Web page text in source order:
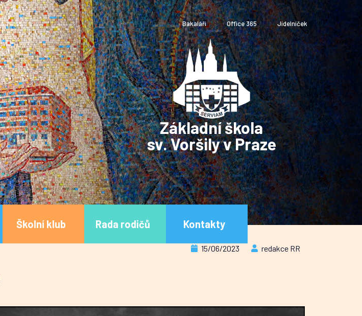
Bakaláři Office 365 Jídelníček
Základní škola
sv. Voršily v Praze
Školní klub Rada rodičů Kontakty
15/06/2023 redakce RR